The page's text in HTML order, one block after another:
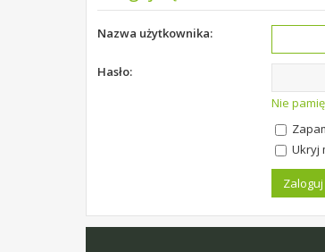
Nazwa użytkownika:
Hasło:
Nie
Ukryj